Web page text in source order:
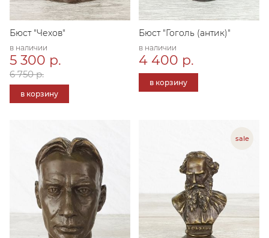
Бюст "Чехов"
в наличии
5 300 р.
6 750 р.
в корзину
Бюст "Гоголь (антик)"
в наличии
4 400 р.
в корзину